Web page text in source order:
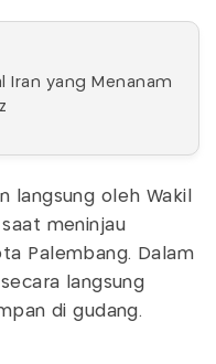
Iran yang Menanam
langsung oleh Wakil
meninjau
Palembang. Dalam
langsung
di gudang.